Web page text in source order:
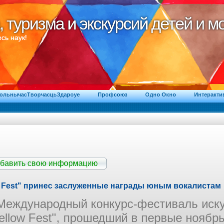
туризма и экскурсий детей и
туризма и экскурсий детей и
наук!
Профсоюз Одно Окно
свою информацию
Fest" принес заслуженные награды юным вокалистам
конкурс-фестиваль
Fest", прошедший в первые